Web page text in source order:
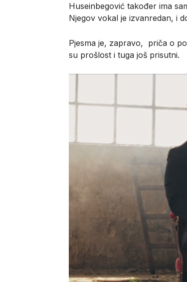
Huseinbegović također ima
Njegov vokal je izvanredan, i
Pjesma je, zapravo, priča o
su prošlost i tuga još prisutni.